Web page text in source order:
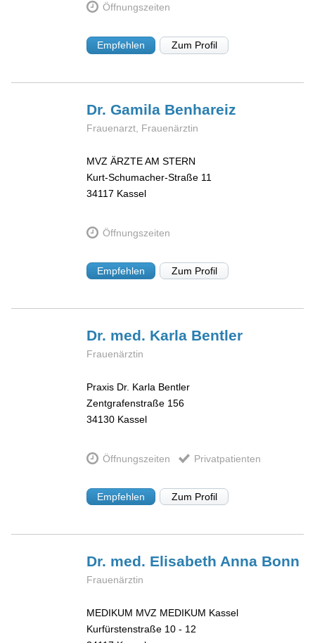
Öffnungszeiten
Empfehlen Zum Profil
Dr. Gamila Benhareiz
Frauenarzt, Frauenärztin
MVZ ÄRZTE AM STERN
Kurt-Schumacher-Straße 11
34117 Kassel
Öffnungszeiten
Empfehlen Zum Profil
Dr. med. Karla Bentler
Frauenärztin
Praxis Dr. Karla Bentler
Zentgrafenstraße 156
34130 Kassel
Öffnungszeiten Privatpatienten
Empfehlen Zum Profil
Dr. med. Elisabeth Anna Bonn
Frauenärztin
MEDIKUM MVZ MEDIKUM Kassel
Kurfürstenstraße 10 - 12